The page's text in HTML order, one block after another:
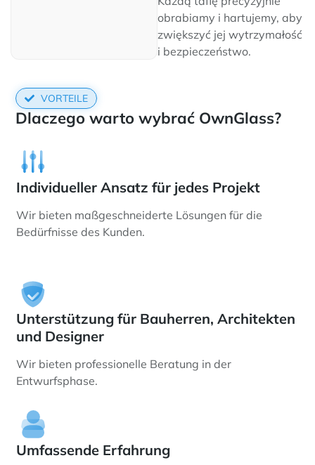
obrabiamy i hartujemy, aby
zwiększyć jej wytrzymałość
i bezpieczeństwo.
VORTEILE
Dlaczego warto wybrać OwnGlass?
Individueller Ansatz für jedes Projekt
Wir bieten maßgeschneiderte Lösungen für die
Bedürfnisse des Kunden.
Unterstützung für Bauherren, Architekten
und Designer
Wir bieten professionelle Beratung in der
Entwurfsphase.
Umfassende Erfahrung